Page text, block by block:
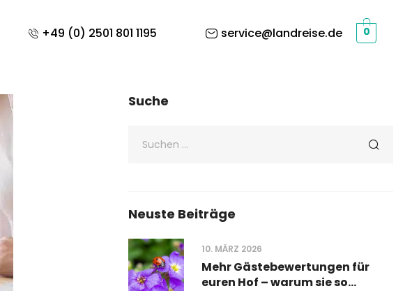
+49 (0) 2501 801 1195 service@landreise.de 0
Suche
Neuste Beiträge
Mehr Gästebewertungen für
euren Hof – warum sie so
10. MÄRZ 2026